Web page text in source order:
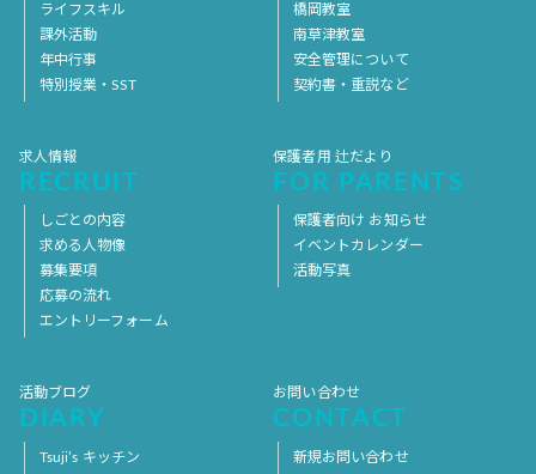
ライフスキル
課外活動
年中行事
特別授業・SST
橋岡教室
南草津教室
安全管理について
契約書・重説など
求人情報
RECRUIT
しごとの内容
求める人物像
募集要項
応募の流れ
エントリーフォーム
保護者用 辻だより
FOR PARENTS
保護者向け お知らせ
イベントカレンダー
活動写真
活動ブログ
DIARY
Tsuji’s キッチン
お問い合わせ
CONTACT
新規お問い合わせ